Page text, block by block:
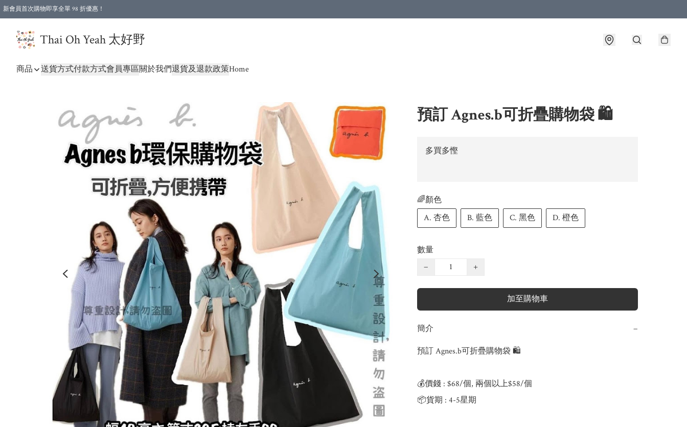
新會員首次購物即享全單 98 折優惠！
Thai Oh Yeah 太好野
商品 送貨方式付款方式會員專區關於我們退貨及退款政策Home
預訂 Agnes.b可折疊購物袋 🛍️
多買多慳
🌈顏色
A. 杏色
B. 藍色 C. 黑色 D. 橙色
數量
−
+
加至購物車
簡介 −
預訂 Agnes.b可折疊購物袋 🛍️
💰價錢 : $68/個, 兩個以上$58/個
📦貨期 : 4-5星期